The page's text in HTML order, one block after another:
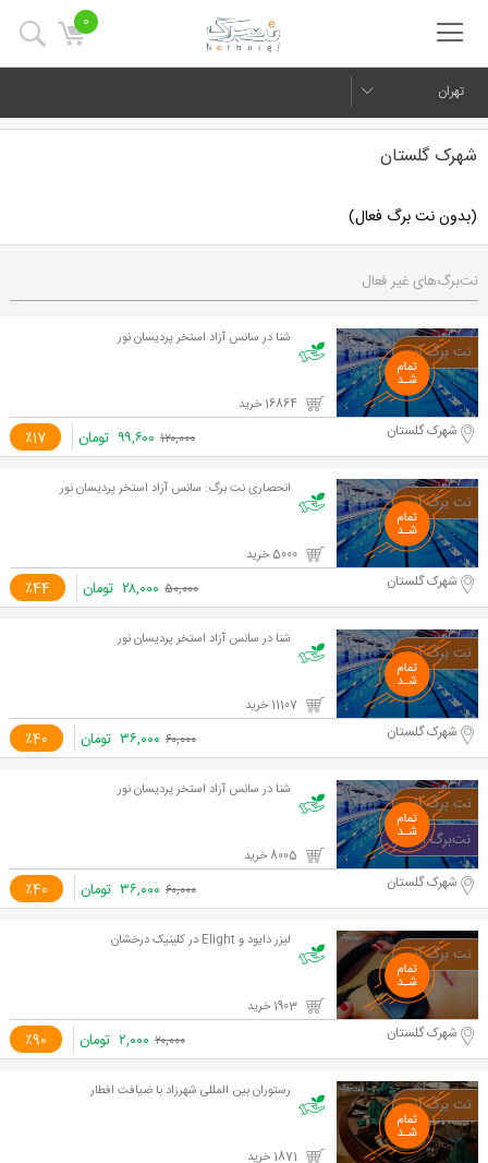
0
تهران
شهرک گلستان
(بدون نت برگ فعال)
نت‌برگ‌های غیر فعال
شنا در سانس آزاد استخر پردیسان نور
٪17 شهرک گلستان ۱۲۰,۰۰۰ ۹۹,۶۰۰ تومان
انحصاری نت برگ: سانس آزاد استخر پردیسان نور
٪44 شهرک گلستان ۵۰,۰۰۰ ۲۸,۰۰۰ تومان
شنا در سانس آزاد استخر پردیسان نور
٪40 شهرک گلستان ۶۰,۰۰۰ ۳۶,۰۰۰ تومان
شنا در سانس آزاد استخر پردیسان نور
٪40 شهرک گلستان ۶۰,۰۰۰ ۳۶,۰۰۰ تومان
لیزر دایود و Elight در کلینیک درخشان
٪90 شهرک گلستان ۲۰,۰۰۰ ۲,۰۰۰ تومان
رستوران بین المللی شهرزاد با ضیافت افطار